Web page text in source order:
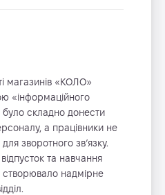
магазинів «КОЛО»
«інформаційного
було складно донести
а працівники не
зворотного зв’язку.
та навчання
надмірне